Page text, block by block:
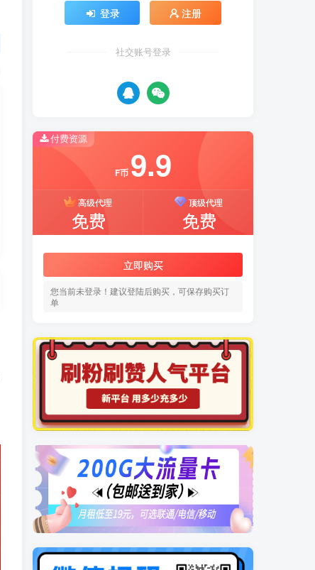
登录 注册
社交账号登录
付费资源
F币 9.9
高级代理
免费
顶级代理
免费
立即购买
您当前未登录！建议登陆后购买，可保存购买订
单